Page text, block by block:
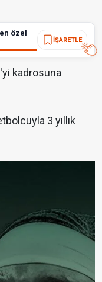
özel
İŞARETLE
kadrosuna
3 yıllık